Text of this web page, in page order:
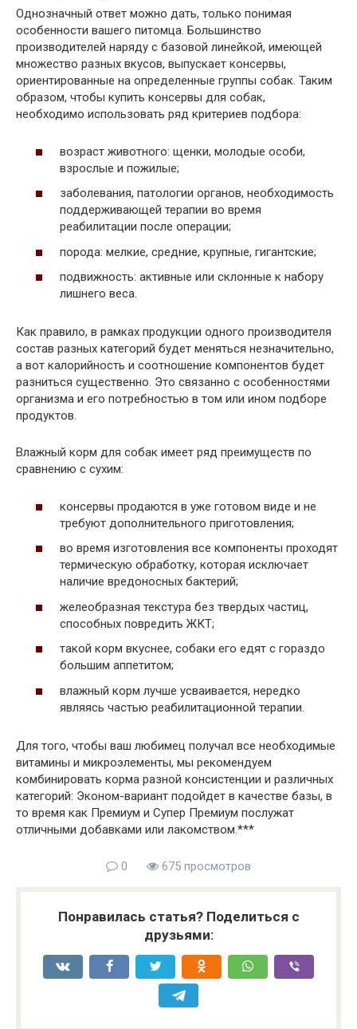
Однозначный ответ можно дать, только понимая
особенности вашего питомца. Большинство
производителей наряду с базовой линейкой, имеющей
множество разных вкусов, выпускает консервы,
ориентированные на определенные группы собак. Таким
образом, чтобы купить консервы для собак,
необходимо использовать ряд критериев подбора:
возраст животного: щенки, молодые особи,
взрослые и пожилые;
заболевания, патологии органов, необходимость
поддерживающей терапии во время
реабилитации после операции;
порода: мелкие, средние, крупные, гигантские;
подвижность: активные или склонные к набору
лишнего веса.
Как правило, в рамках продукции одного производителя
состав разных категорий будет меняться незначительно,
а вот калорийность и соотношение компонентов будет
разниться существенно. Это связанно с особенностями
организма и его потребностью в том или ином подборе
продуктов.
Влажный корм для собак имеет ряд преимуществ по
сравнению с сухим:
консервы продаются в уже готовом виде и не
требуют дополнительного приготовления;
во время изготовления все компоненты проходят
термическую обработку, которая исключает
наличие вредоносных бактерий;
желеобразная текстура без твердых частиц,
способных повредить ЖКТ;
такой корм вкуснее, собаки его едят с гораздо
большим аппетитом;
влажный корм лучше усваивается, нередко
являясь частью реабилитационной терапии.
Для того, чтобы ваш любимец получал все необходимые
витамины и микроэлементы, мы рекомендуем
комбинировать корма разной консистенции и различных
категорий: Эконом-вариант подойдет в качестве базы, в
то время как Премиум и Супер Премиум послужат
отличными добавками или лакомством.***
0 675 просмотров
Понравилась статья? Поделиться с
друзьями: